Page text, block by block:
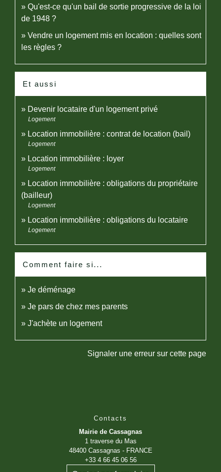
Qu'est-ce qu'un bail de sortie progressive de la loi
de 1948 ?
Vendre un logement mis en location : quelles sont
les règles ?
Et aussi
Devenir locataire d'un logement privé
Logement
Location immobilière : contrat de location (bail)
Logement
Location immobilière : loyer
Logement
Location immobilière : obligations du propriétaire
(bailleur)
Logement
Location immobilière : obligations du locataire
Logement
Comment faire si...
Je déménage
Je pars de chez mes parents
J'achète un logement
Signaler une erreur sur cette page
Contacts
Mairie de Cassagnas
1 traverse du Mas
48400 Cassagnas - FRANCE
+33 4 66 45 06 56